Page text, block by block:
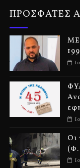
ΠΡΟΣΦΑΤΕΣ
Οι
(Φ.